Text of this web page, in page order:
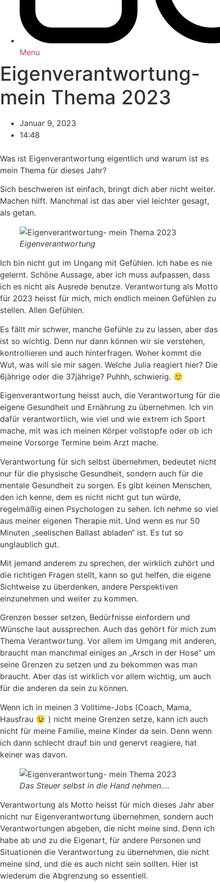
Menu
Eigenverantwortung-
mein Thema 2023
Januar 9, 2023
14:48
Was ist Eigenverantwortung eigentlich und warum ist es
mein Thema für dieses Jahr?
Sich beschweren ist einfach, bringt dich aber nicht weiter.
Machen hilft. Manchmal ist das aber viel leichter gesagt,
als getan.
Eigenverantwortung
Ich bin nicht gut im Ungang mit Gefühlen. Ich habe es nie
gelernt. Schöne Aussage, aber ich muss aufpassen, dass
ich es nicht als Ausrede benutze. Verantwortung als Motto
für 2023 heisst für mich, mich endlich meinen Gefühlen zu
stellen. Allen Gefühlen.
Es fällt mir schwer, manche Gefühle zu zu lassen, aber das
ist so wichtig. Denn nur dann können wir sie verstehen,
kontrollieren und auch hinterfragen. Woher kommt die
Wut, was will sie mir sagen. Welche Julia reagiert hier? Die
6jährige oder die 37jährige? Puhhh, schwierig. 🙂
Eigenverantwortung heisst auch, die Verantwortung für die
eigene Gesundheit und Ernährung zu übernehmen. Ich vin
dafür verantwortlich, wie viel und wie extrem ich Sport
mache, mit was ich meinen Körper vollstopfe oder ob ich
meine Vorsorge Termine beim Arzt mache.
Verantwortung für sich selbst übernehmen, bedeutet nicht
nur für die physische Gesundheit, sondern auch für die
mentale Gesundheit zu sorgen. Es gibt keinen Menschen,
den ich kenne, dem es nicht nicht gut tun würde,
regelmäßig einen Psychologen zu sehen. Ich nehme so viel
aus meiner eigenen Therapie mit. Und wenn es nur 50
Minuten „seelischen Ballast abladen“ ist. Es tut so
unglaublich gut.
Mit jemand anderem zu sprechen, der wirklich zuhört und
die richtigen Fragen stellt, kann so gut helfen, die eigene
Sichtweise zu überdenken, andere Perspektiven
einzunehmen und weiter zu kommen.
Grenzen besser setzen, Bedürfnisse einfordern und
Wünsche laut aussprechen. Auch das gehört für mich zum
Thema Verantwortung. Vor allem im Umgang mit anderen,
braucht man manchmal einiges an „Arsch in der Hose“ um
seine Grenzen zu setzen und zu bekommen was man
braucht. Aber das ist wirklich vor allem wichtig, um auch
für die anderen da sein zu können.
Wenn ich in meinen 3 Volltime-Jobs (Coach, Mama,
Hausfrau 😉 ) nicht meine Grenzen setze, kann ich auch
nicht für meine Familie, meine Kinder da sein. Denn wenn
ich dann schlecht drauf bin und genervt reagiere, hat
keiner was davon.
Das Steuer selbst in die Hand nehmen….
Verantwortung als Motto heisst für mich dieses Jahr aber
nicht nur Eigenverantwortung übernehmen, sondern auch
Verantwortungen abgeben, die nicht meine sind. Denn ich
habe ab und zu die Eigenart, für andere Personen und
Situationen die Verantwortung zu übernehmen, die nicht
meine sind, und die es auch nicht sein sollten. Hier ist
wiederum die Abgrenzung so essentiell.